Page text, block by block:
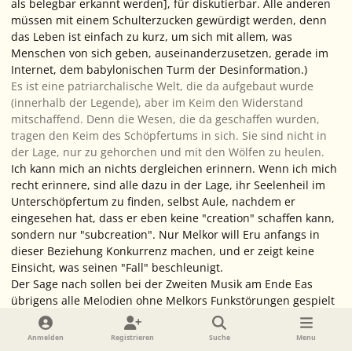
als belegbar erkannt werden], für diskutierbar. Alle anderen
müssen mit einem Schulterzucken gewürdigt werden, denn
das Leben ist einfach zu kurz, um sich mit allem, was
Menschen von sich geben, auseinanderzusetzen, gerade im
Internet, dem babylonischen Turm der Desinformation.)
Es ist eine patriarchalische Welt, die da aufgebaut wurde
(innerhalb der Legende), aber im Keim den Widerstand
mitschaffend. Denn die Wesen, die da geschaffen wurden,
tragen den Keim des Schöpfertums in sich. Sie sind nicht in
der Lage, nur zu gehorchen und mit den Wölfen zu heulen.
Ich kann mich an nichts dergleichen erinnern. Wenn ich mich
recht erinnere, sind alle dazu in der Lage, ihr Seelenheil im
Unterschöpfertum zu finden, selbst Aule, nachdem er
eingesehen hat, dass er eben keine "creation" schaffen kann,
sondern nur "subcreation". Nur Melkor will Eru anfangs in
dieser Beziehung Konkurrenz machen, und er zeigt keine
Einsicht, was seinen "Fall" beschleunigt.
Der Sage nach sollen bei der Zweiten Musik am Ende Eas
übrigens alle Melodien ohne Melkors Funkstörungen gespielt
werden. Ainur und Eruhíni werden dann die volle
Schöpfungsfähigkeit verliehen bekommen haben. Denn zu
Anmelden Registrieren Suche Menu